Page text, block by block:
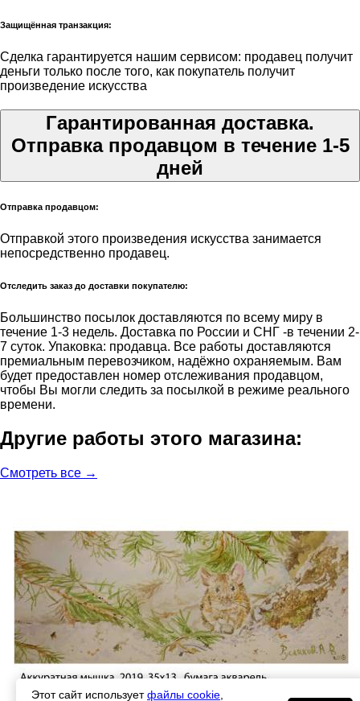
Защищённая транзакция:
Сделка гарантируется нашим сервисом: продавец получит
деньги только после того, как покупатель получит
произведение искусства
Гарантированная доставка.
Отправка продавцом в течение 1-5
дней
Отправка продавцом:
Отправкой этого произведения искусства занимается
непосредственно продавец.
Отследить заказ до доставки покупателю:
Большинство посылок доставляются по всему миру в
течение 1-3 недель. Доставка по России и СНГ -в течении 2-
7 суток. Упаковка: продавца. Все работы доставляются
премиальным перевозчиком, надёжно охраняемым. Вам
будет предоставлен номер отслеживания продавцом,
чтобы Вы могли следить за посылкой в режиме реального
времени.
Другие работы этого магазина:
Смотреть все →
Этот сайт используетфайлы cookie